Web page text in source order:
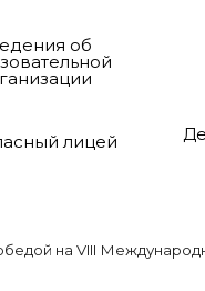
об
лицей
на VIII